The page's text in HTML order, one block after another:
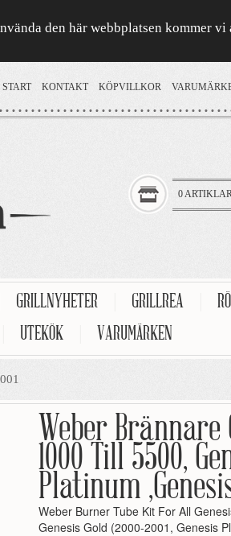
den här webbplatsen kommer vi
START KONTAKT KÖPVILLKOR
0
GRILLNYHETER GRILLREA
UTEKÖK VARUMÄRKEN
Weber Brännare
1000 Till 5500,
Platinum
Weber Burner Tube Kit For All
Genesis Gold (2000-2001, Genesis Pl